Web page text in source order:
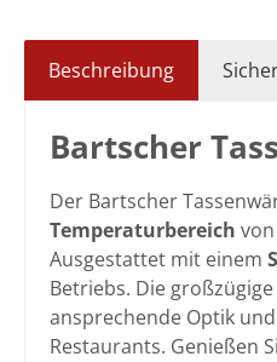
Beschreibung
Bartscher
Der Bartscher
Temperaturbereich von
Ausgestattet mit einem
Betriebs. Die großzügige
ansprechende Optik
Restaurants. Genießen